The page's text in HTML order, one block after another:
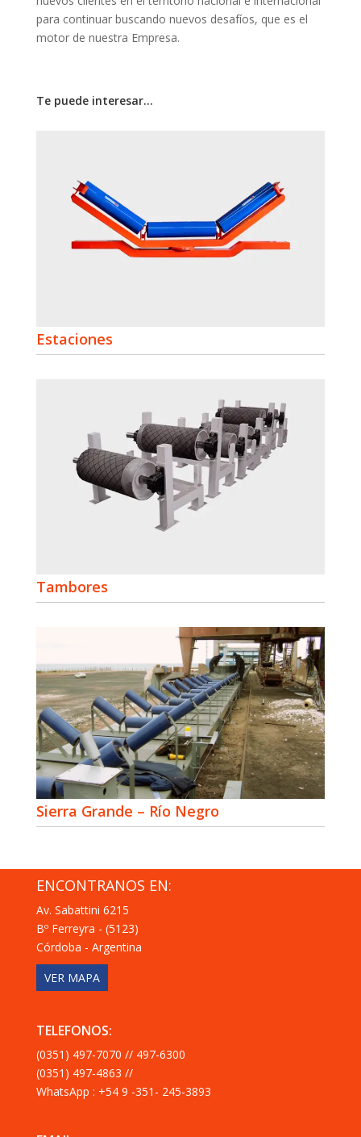
para continuar buscando nuevos desafíos, que es el
motor de nuestra Empresa.
Te puede interesar…
Estaciones
Tambores
Sierra Grande – Río Negro
ENCONTRANOS EN:
Av. Sabattini 6215
Bº Ferreyra - (5123)
Córdoba - Argentina
VER MAPA
TELEFONOS:
(0351) 497-7070 // 497-6300
(0351) 497-4863 //
WhatsApp : +54 9 -351- 245-3893